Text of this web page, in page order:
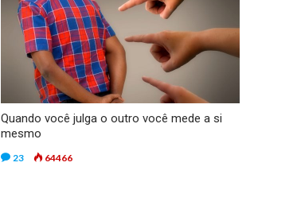
Quando você julga o outro você mede a si
mesmo
23 64466